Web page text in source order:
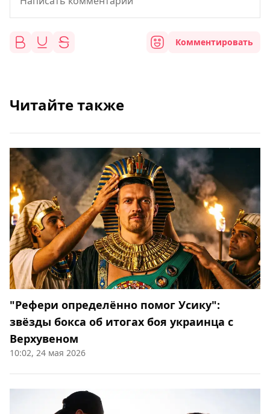
Комментировать
Читайте также
"Рефери определённо помог Усику":
звёзды бокса об итогах боя украинца с
Верхувеном
10:02, 24 мая 2026